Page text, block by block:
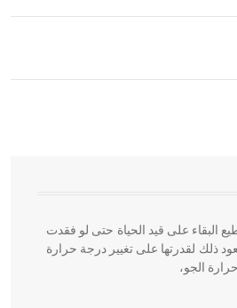
من الفنون الهندسية التي ارتبطت
بلاد الشام ومصر خاصة، حيث يحرص
وخاصة في الواجهات
البقاء على قيد الحياة حتى لو فقدت
ذلك لقدرتها على تغيير درجة حرارة
الجو،